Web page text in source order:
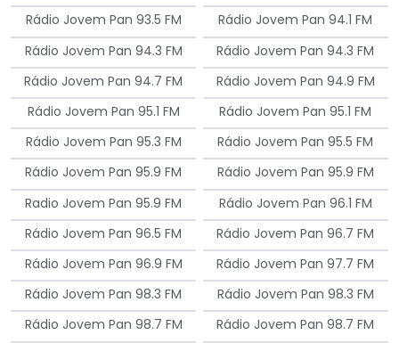
Rádio Jovem Pan 93.5 FM
Rádio Jovem Pan 94.1 FM
Rádio Jovem Pan 94.3 FM
Rádio Jovem Pan 94.3 FM
Rádio Jovem Pan 94.7 FM
Rádio Jovem Pan 94.9 FM
Rádio Jovem Pan 95.1 FM
Rádio Jovem Pan 95.1 FM
Rádio Jovem Pan 95.3 FM
Rádio Jovem Pan 95.5 FM
Rádio Jovem Pan 95.9 FM
Rádio Jovem Pan 95.9 FM
Radio Jovem Pan 95.9 FM
Rádio Jovem Pan 96.1 FM
Rádio Jovem Pan 96.5 FM
Rádio Jovem Pan 96.7 FM
Rádio Jovem Pan 96.9 FM
Rádio Jovem Pan 97.7 FM
Rádio Jovem Pan 98.3 FM
Rádio Jovem Pan 98.3 FM
Rádio Jovem Pan 98.7 FM
Rádio Jovem Pan 98.7 FM